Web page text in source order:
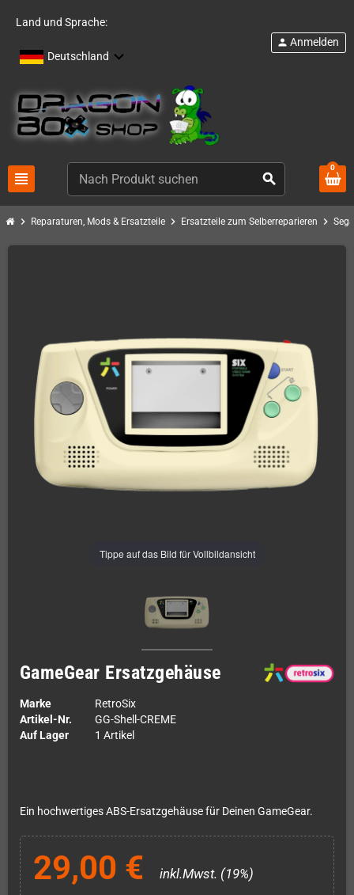
Land und Sprache:
Deutschland
view_headline search
person Anmelden
0
chevron_right Reparaturen, Mods & Ersatzteile chevron_right Ersatzteile zum Selberreparieren chevron_right
Tippe auf das Bild für Vollbildansicht
GameGear Ersatzgehäuse
Marke
RetroSix
Artikel-Nr.
GG-Shell-CREME
Auf Lager
1 Artikel
Ein hochwertiges ABS-Ersatzgehäuse für Deinen GameGear.
29,00 € inkl.Mwst. (19%)